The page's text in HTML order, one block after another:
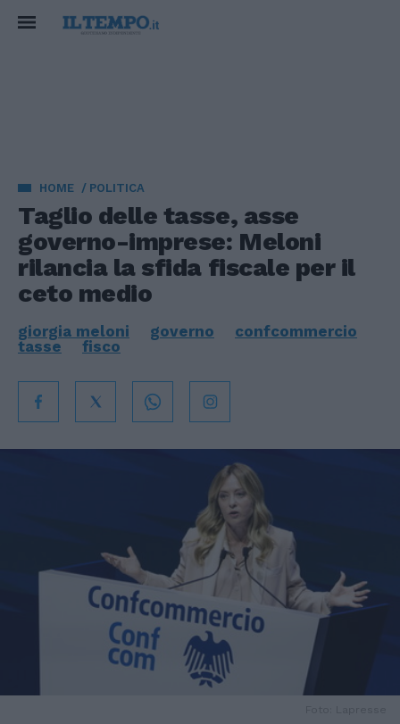
HOME POLITICA
Taglio delle tasse, asse
governo-imprese: Meloni
rilancia la sfida fiscale per il
ceto medio
giorgia meloni governo
confcommercio
tasse
fisco